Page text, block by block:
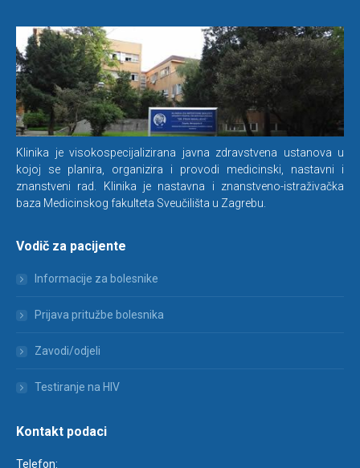
Klinika je visokospecijalizirana javna zdravstvena ustanova u
kojoj se planira, organizira i provodi medicinski, nastavni i
znanstveni rad. Klinika je nastavna i znanstveno-istraživačka
baza Medicinskog fakulteta Sveučilišta u Zagrebu.
Vodič za pacijente
Informacije za bolesnike
Prijava pritužbe bolesnika
Zavodi/odjeli
Testiranje na HIV
Kontakt podaci
Telefon: